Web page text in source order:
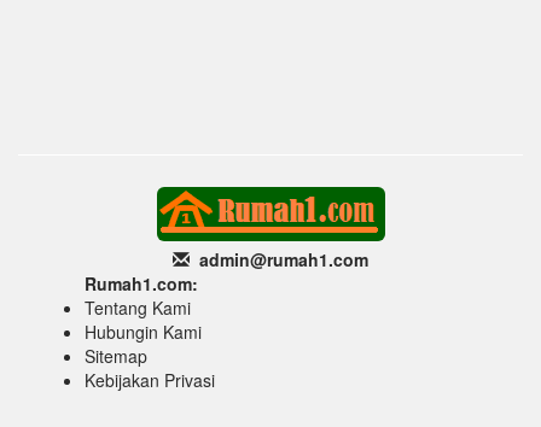
admin@rumah1.com
Rumah1.com:
Tentang Kami
Hubungin Kami
Sitemap
Kebijakan Privasi